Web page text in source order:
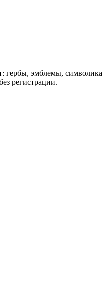
гербы, эмблемы, символика
регистрации.